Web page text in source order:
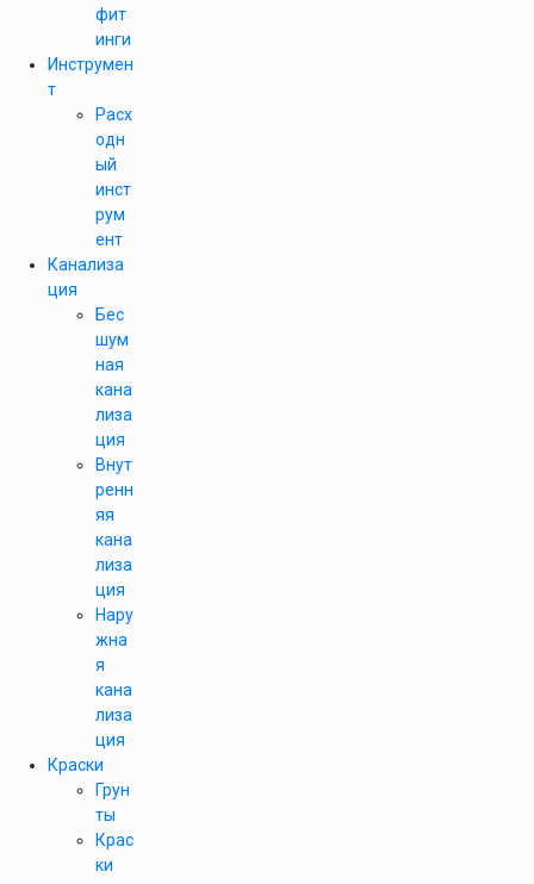
фит
инги
Инструмен
т
Расх
одн
ый
инст
рум
ент
Канализа
ция
Бес
шум
ная
кана
лиза
ция
Внут
ренн
яя
кана
лиза
ция
Нару
жна
я
кана
лиза
ция
Краски
Грун
ты
Крас
ки